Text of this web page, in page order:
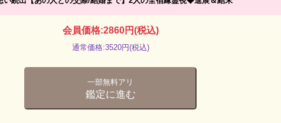
会員価格:2860円(税込)
通常価格:3520円(税込)
一部無料アリ
鑑定に進む